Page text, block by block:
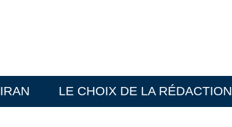
IRAN LE CHOIX DE LA RÉDACTION